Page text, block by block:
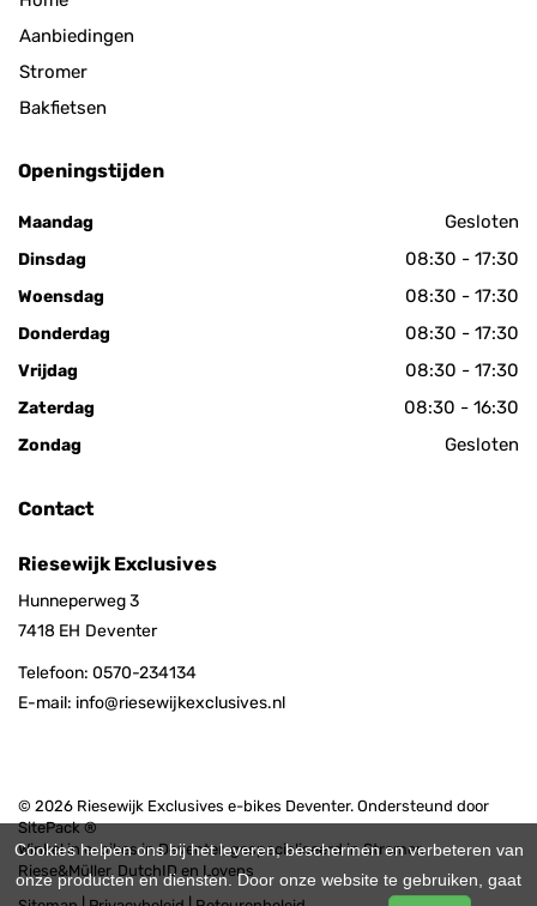
Aanbiedingen
Stromer
Bakfietsen
Openingstijden
Maandag Gesloten
Dinsdag 08:30 - 17:30
Woensdag 08:30 - 17:30
Donderdag 08:30 - 17:30
Vrijdag 08:30 - 17:30
Zaterdag 08:30 - 16:30
Zondag Gesloten
Contact
Riesewijk Exclusives
Hunneperweg 3
7418 EH Deventer
Telefoon: 0570-234134
E-mail: info@riesewijkexclusives.nl
© 2026 Riesewijk Exclusives e-bikes Deventer. Ondersteund door
SitePack ®
Winkel in e-bikes in Deventer, gespecialiseerd in Stromer,
Riese&Müller, DutchID en Lovens
Cookies helpen ons bij het leveren, beschermen en verbeteren van
onze producten en diensten. Door onze website te gebruiken, gaat